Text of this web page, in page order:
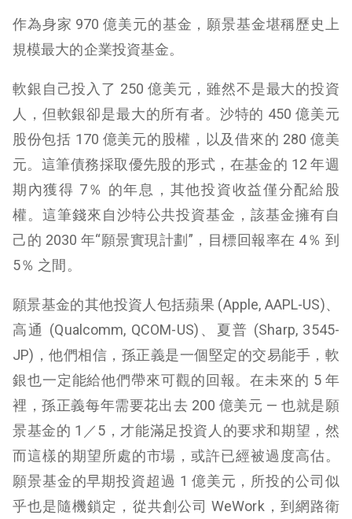
作為身家 970 億美元的基金，願景基金堪稱歷史上
規模最大的企業投資基金。
軟銀自己投入了 250 億美元，雖然不是最大的投資
人，但軟銀卻是最大的所有者。沙特的 450 億美元
股份包括 170 億美元的股權，以及借來的 280 億美
元。這筆債務採取優先股的形式，在基金的 12 年週
期內獲得 7％ 的年息，其他投資收益僅分配給股
權。這筆錢來自沙特公共投資基金，該基金擁有自
己的 2030 年“願景實現計劃”，目標回報率在 4％ 到
5％ 之間。
願景基金的其他投資人包括蘋果 (Apple, AAPL-US)、
高通 (Qualcomm, QCOM-US)、夏普 (Sharp, 3545-
JP)，他們相信，孫正義是一個堅定的交易能手，軟
銀也一定能給他們帶來可觀的回報。在未來的 5 年
裡，孫正義每年需要花出去 200 億美元 — 也就是願
景基金的 1 ／5，才能滿足投資人的要求和期望，然
而這樣的期望所處的市場，或許已經被過度高估。
願景基金的早期投資超過 1 億美元，所投的公司似
乎也是隨機鎖定，從共創公司 WeWork，到網路衛